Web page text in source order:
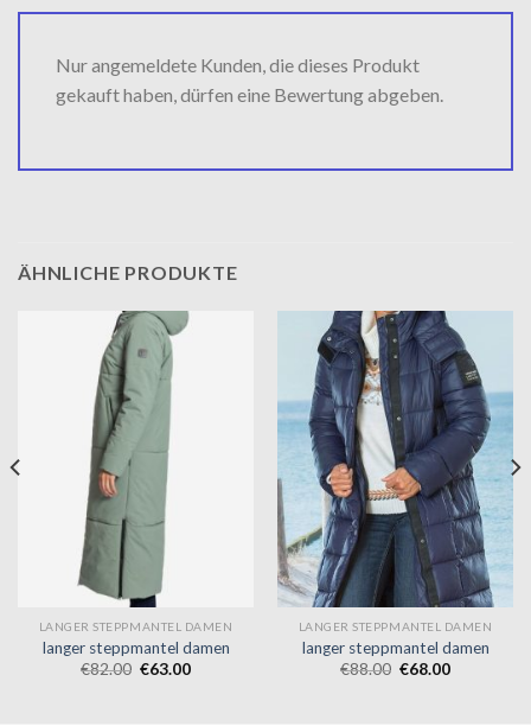
Nur angemeldete Kunden, die dieses Produkt
gekauft haben, dürfen eine Bewertung abgeben.
ÄHNLICHE PRODUKTE
LANGER STEPPMANTEL DAMEN
langer steppmantel damen
€82.00 €63.00
LANGER STEPPMANTEL DAMEN
langer steppmantel damen
€88.00 €68.00